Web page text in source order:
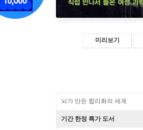
미리보기
뇌가 만든 합리화의 세계
기간 한정 특가 도서